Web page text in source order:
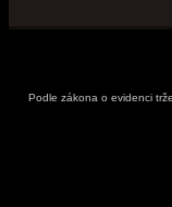
Podle zákona o evidenci